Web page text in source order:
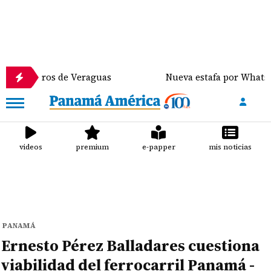
de Veraguas Nueva estafa por WhatsApp
videos premium e-papper mis noticias
PANAMÁ
Ernesto Pérez Balladares cuestiona
viabilidad del ferrocarril Panamá -